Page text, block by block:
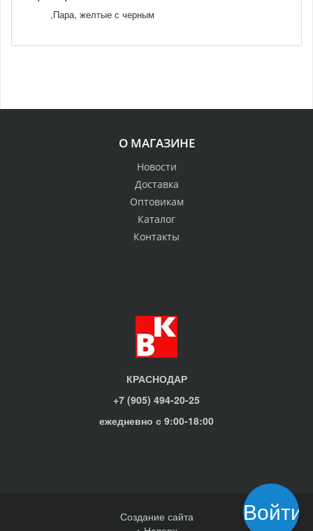
,Пара, желтые с черным
О МАГАЗИНЕ
Новости
Доставка
Оптовикам
Каталог
Контакты
КРАСНОДАР
+7 (905) 494-20-25
ежедневно с 9:00-18:00
Создание сайта
Войти